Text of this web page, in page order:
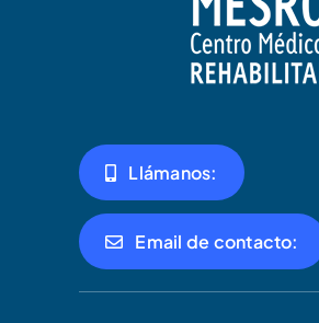
Llámanos:
Email de contacto: